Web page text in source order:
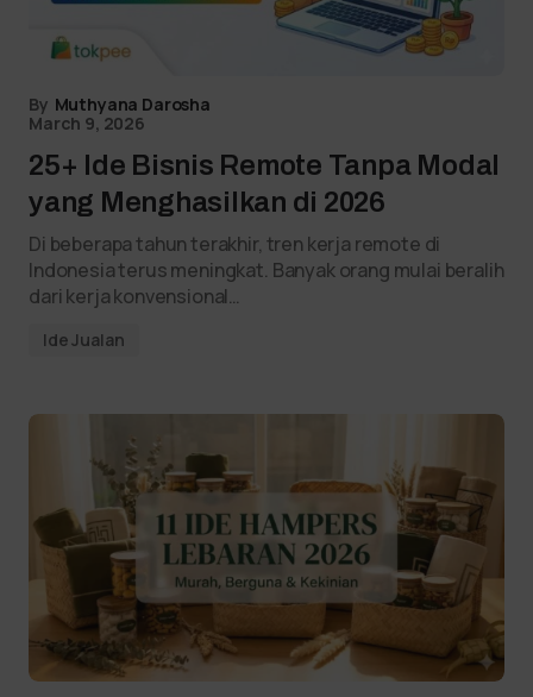
By Muthyana Darosha
March 9, 2026
25+ Ide Bisnis Remote Tanpa Modal
yang Menghasilkan di 2026
Di beberapa tahun terakhir, tren kerja remote di
Indonesia terus meningkat. Banyak orang mulai beralih
dari kerja konvensional…
Ide Jualan